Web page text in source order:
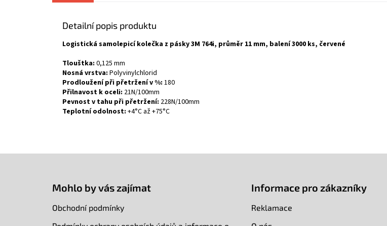
Detailní popis produktu
Logistická samolepicí kolečka z pásky 3M 764i, průměr 11 mm, balení 3000 ks, červené
Tlouštka: 0,125 mm
Nosná vrstva: Polyvinylchlorid
Prodloužení při přetržení v %: 180
Přilnavost k oceli: 21N/100mm
Pevnost v tahu při přetržení: 228N/100mm
Teplotní odolnost: +4°C až +75°C
Mohlo by vás zajímat
Obchodní podmínky
Informace pro zákazníky
Reklamace